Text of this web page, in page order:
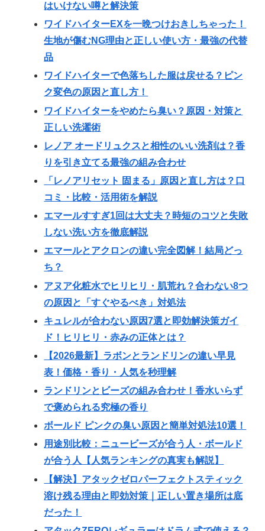
はいけない噂と解決策
ワイドハイターEXを一晩つけおきしちゃった！
生地が傷むNG理由と正しい使い方・最強の代替
品
ワイドハイターで色落ちした服は戻せる？ピン
ク変色の原因と直し方！
ワイドハイターをやめたら臭い？原因・対策と
正しい洗濯術
レノア オードリュクスと相性のいい洗剤は？香
りを引き立てる最強の組み合わせ
「レノアリセット 固まる」原因と直し方は？口
コミ・比較・活用術を解説
エマールすすぎ1回は大丈夫？時短のコツと失敗
しない洗い方を徹底解説
エマールとアクロンの違い完全図解！結局どっ
ち？
アヌア化粧水でヒリヒリ・肌荒れ？合わない8つ
の原因と「すぐやるべき」対処法
キュレルが合わない原因7選と即効解決策ガイ
ド！ヒリヒリ・赤みの正体とは？
【2026最新】ラボンとランドリンの違い早見
表！価格・香り・人気を秒理解
ランドリンとビーズの組み合わせ！香水いらず
で褒められる究極の香り
ボールド ピンクの臭い原因と簡単対処法10選！
用途別比較：ニュービーズが合う人・ボールド
が合う人【人気ランキングの真実も解説】
【解決】アタックゼロパーフェクトスティック
溶け残る理由と即効対策｜正しい置き場所は底
だった！